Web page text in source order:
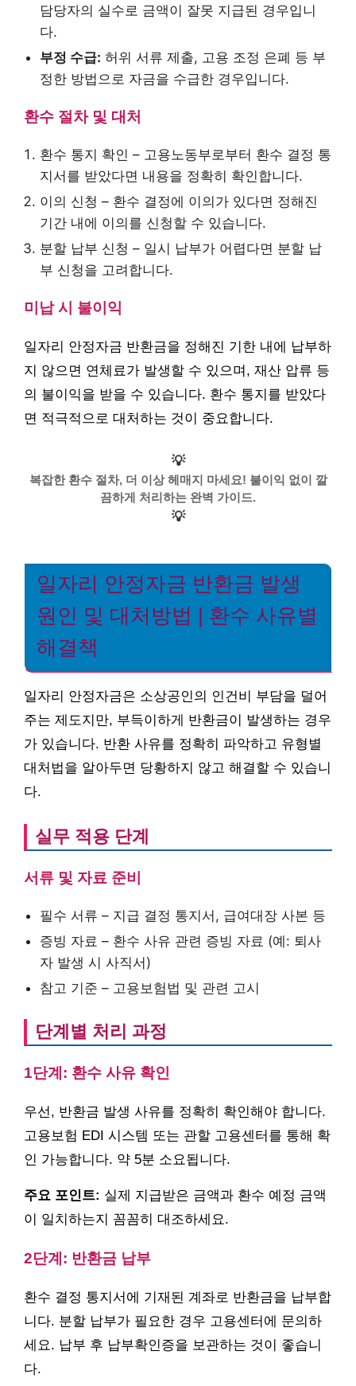
담당자의 실수로 금액이 잘못 지급된 경우입니
다.
부정 수급: 허위 서류 제출, 고용 조정 은폐 등 부
정한 방법으로 자금을 수급한 경우입니다.
환수 절차 및 대처
환수 통지 확인 – 고용노동부로부터 환수 결정 통
지서를 받았다면 내용을 정확히 확인합니다.
이의 신청 – 환수 결정에 이의가 있다면 정해진
기간 내에 이의를 신청할 수 있습니다.
분할 납부 신청 – 일시 납부가 어렵다면 분할 납
부 신청을 고려합니다.
미납 시 불이익
일자리 안정자금 반환금을 정해진 기한 내에 납부하
지 않으면 연체료가 발생할 수 있으며, 재산 압류 등
의 불이익을 받을 수 있습니다. 환수 통지를 받았다
면 적극적으로 대처하는 것이 중요합니다.
💡
복잡한 환수 절차, 더 이상 헤매지 마세요! 불이익 없이 깔
끔하게 처리하는 완벽 가이드.
💡
일자리 안정자금 반환금 발생
원인 및 대처방법 | 환수 사유별
해결책
일자리 안정자금은 소상공인의 인건비 부담을 덜어
주는 제도지만, 부득이하게 반환금이 발생하는 경우
가 있습니다. 반환 사유를 정확히 파악하고 유형별
대처법을 알아두면 당황하지 않고 해결할 수 있습니
다.
실무 적용 단계
서류 및 자료 준비
필수 서류 – 지급 결정 통지서, 급여대장 사본 등
증빙 자료 – 환수 사유 관련 증빙 자료 (예: 퇴사
자 발생 시 사직서)
참고 기준 – 고용보험법 및 관련 고시
단계별 처리 과정
1단계: 환수 사유 확인
우선, 반환금 발생 사유를 정확히 확인해야 합니다.
고용보험 EDI 시스템 또는 관할 고용센터를 통해 확
인 가능합니다. 약 5분 소요됩니다.
주요 포인트: 실제 지급받은 금액과 환수 예정 금액
이 일치하는지 꼼꼼히 대조하세요.
2단계: 반환금 납부
환수 결정 통지서에 기재된 계좌로 반환금을 납부합
니다. 분할 납부가 필요한 경우 고용센터에 문의하
세요. 납부 후 납부확인증을 보관하는 것이 좋습니
다.